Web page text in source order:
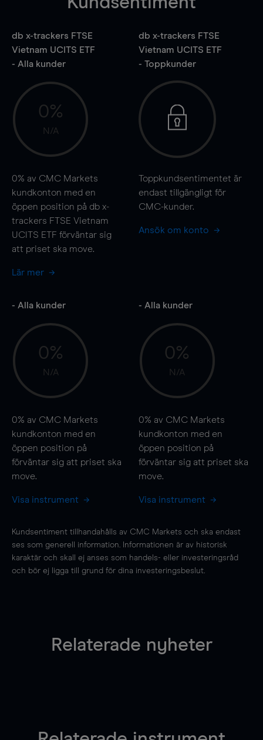
db x-trackers FTSE
Vietnam UCITS ETF
- Alla kunder
0%
N/A
0% av CMC Markets
kundkonton med en
öppen position på db x-
trackers FTSE Vietnam
UCITS ETF förväntar sig
att priset ska move.
Lär mer
db x-trackers FTSE
Vietnam UCITS ETF
- Toppkunder
Toppkundsentimentet är
endast tillgängligt för
CMC-kunder.
Ansök om konto
- Alla kunder
0%
N/A
0% av CMC Markets
kundkonton med en
öppen position på
förväntar sig att priset ska
move.
Visa instrument
- Alla kunder
0%
N/A
0% av CMC Markets
kundkonton med en
öppen position på
förväntar sig att priset ska
move.
Visa instrument
Kundsentiment tillhandahålls av CMC Markets och ska endast
ses som generell information. Informationen är av historisk
karaktär och skall ej anses som handels- eller investeringsråd
och bör ej ligga till grund för dina investeringsbeslut.
Relaterade nyheter